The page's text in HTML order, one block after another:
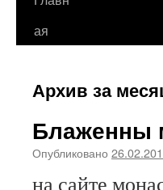
ая
Архив за
Блаженны
Опубликовано
на сайте